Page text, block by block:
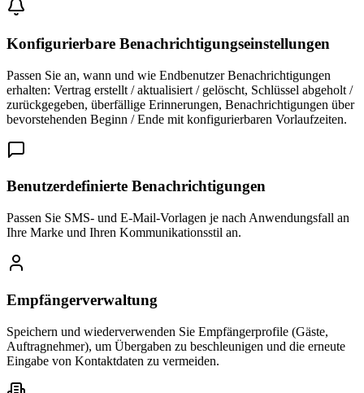
Konfigurierbare Benachrichtigungseinstellungen
Passen Sie an, wann und wie Endbenutzer Benachrichtigungen
erhalten: Vertrag erstellt / aktualisiert / gelöscht, Schlüssel abgeholt /
zurückgegeben, überfällige Erinnerungen, Benachrichtigungen über
bevorstehenden Beginn / Ende mit konfigurierbaren Vorlaufzeiten.
Benutzerdefinierte Benachrichtigungen
Passen Sie SMS- und E-Mail-Vorlagen je nach Anwendungsfall an
Ihre Marke und Ihren Kommunikationsstil an.
Empfängerverwaltung
Speichern und wiederverwenden Sie Empfängerprofile (Gäste,
Auftragnehmer), um Übergaben zu beschleunigen und die erneute
Eingabe von Kontaktdaten zu vermeiden.